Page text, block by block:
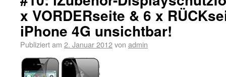
x VORDERseite & 6 x
iPhone 4G unsichtbar!
Publiziert am 2. Januar 2012von admin